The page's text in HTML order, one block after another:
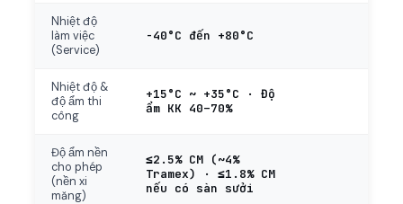
Nhiệt độ
làm việc
(Service)
-40°C đến +80°C
Nhiệt độ &
độ ẩm thi
công
+15°C ~ +35°C · Độ
ẩm KK 40–70%
Độ ẩm nền
cho phép
(nền xi
măng)
≤2.5% CM (~4%
Tramex) · ≤1.8% CM
nếu có sàn sưởi